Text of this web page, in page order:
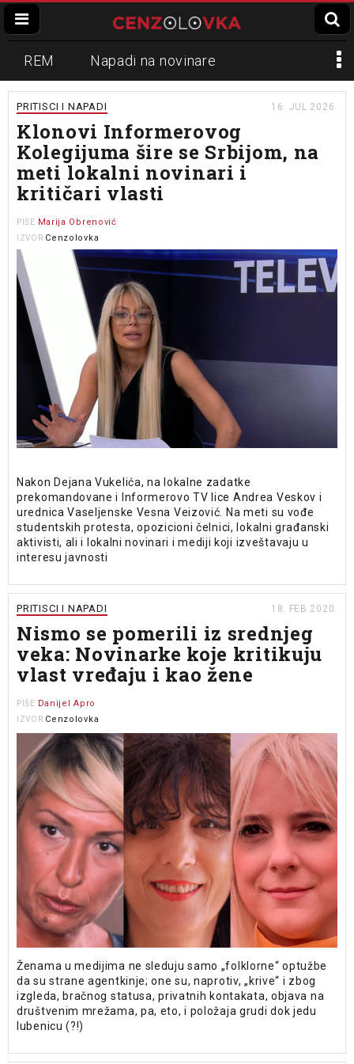
REM Napadi na novinare
Zvučni top
Propaganda Lokalni mediji
Informer Slavko Ćuruvija
PRITISCI I NAPADI 16. JUL 2026.
Klonovi Informerovog
Kolegijuma šire se Srbijom, na
meti lokalni novinari i
kritičari vlasti
PIŠE Marija Obrenović
IZVOR Cenzolovka
Nakon Dejana Vukelića, na lokalne zadatke
prekomandovane i Informerovo TV lice Andrea Veskov i
urednica Vaseljenske Vesna Veizović. Na meti su vođe
studentskih protesta, opozicioni čelnici, lokalni građanski
aktivisti, ali i lokalni novinari i mediji koji izveštavaju u
interesu javnosti
PRITISCI I NAPADI 18. FEB 2020.
Nismo se pomerili iz srednjeg
veka: Novinarke koje kritikuju
vlast vređaju i kao žene
PIŠE Danijel Apro
IZVOR Cenzolovka
Ženama u medijima ne sleduju samo „folklorne“ optužbe
da su strane agentkinje; one su, naprotiv, „krive“ i zbog
izgleda, bračnog statusa, privatnih kontakata, objava na
društvenim mrežama, pa, eto, i položaja grudi dok jedu
lubenicu (?!)